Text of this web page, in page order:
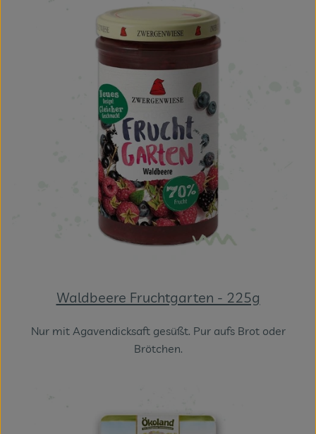
Waldbeere Fruchtgarten - 225g
Nur mit Agavendicksaft gesüßt. Pur aufs Brot oder
Brötchen.